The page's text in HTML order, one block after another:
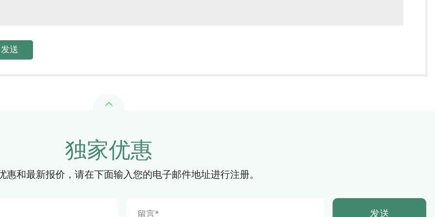
独家优惠
惠和最新报价，请在下面输入您的电子邮件地址进行注册。